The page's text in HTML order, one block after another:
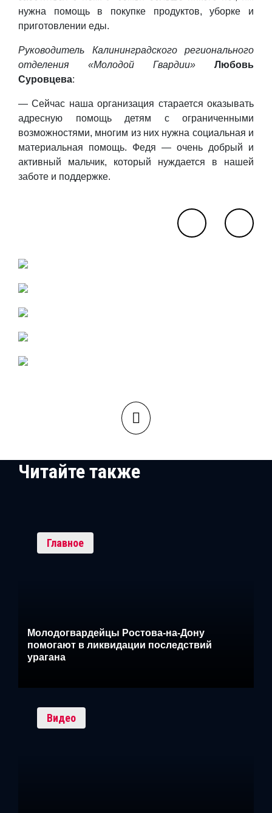
нужна помощь в покупке продуктов, уборке и
приготовлении еды.
Руководитель Калининградского регионального
отделения «Молодой Гвардии»
Любовь
Суровцева:
— Сейчас наша организация старается оказывать
адресную помощь детям с ограниченными
возможностями, многим из них нужна социальная и
материальная помощь. Федя — очень добрый и
активный мальчик, который нуждается в нашей
заботе и поддержке.
Читайте также
Главное
Молодогвардейцы Ростова-на-Дону
помогают в ликвидации последствий
урагана
Видео